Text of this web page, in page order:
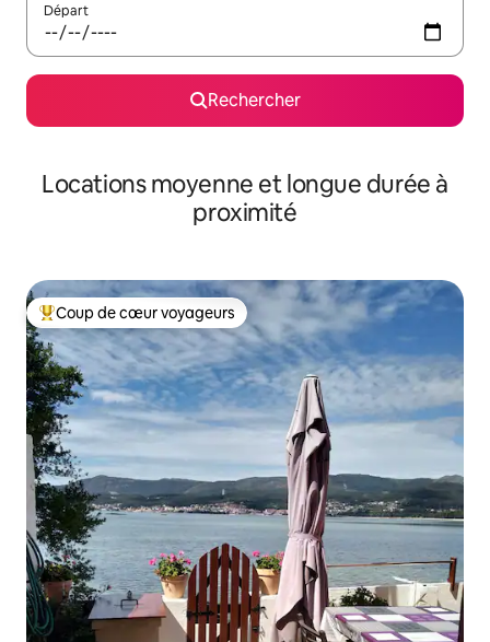
Départ
Rechercher
Locations moyenne et longue durée à
proximité
Coups de cœur voyageurs les plus appréciés
Coup de cœur voyageurs